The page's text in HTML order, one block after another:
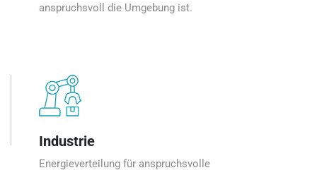
anspruchsvoll die Umgebung ist.
Industrie
Energieverteilung für anspruchsvolle